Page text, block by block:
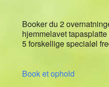
Booker du 2
hjemmelavet
5 forskellige specialøl
Book et ophold